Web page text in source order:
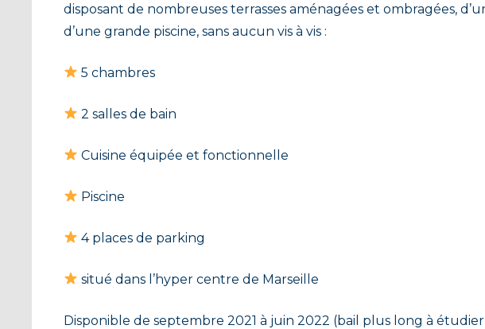
disposant de nombreuses terrasses aménagées et ombragées,
d’une grande piscine, sans aucun vis à vis :
5 chambres
2 salles de bain
Cuisine équipée et fonctionnelle
Piscine
4 places de parking
situé dans l’hyper centre de Marseille
Disponible de septembre 2021 à juin 2022 (bail plus long à